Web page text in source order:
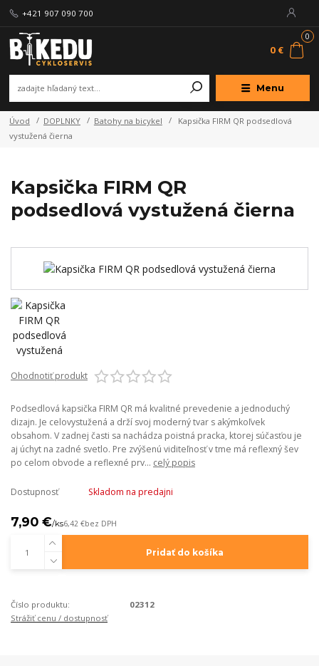
Menu
+421 907 090 700
0
0 €
Úvod DOPLNKY Batohy na bicykel
Kapsička FIRM QR podsedlová
vystužená čierna
Kapsička FIRM QR
podsedlová vystužená čierna
Ohodnotiť produkt
Podsedlová kapsička FIRM QR má kvalitné prevedenie a jednoduchý
dizajn. Je celovystužená a drží svoj moderný tvar s akýmkoľvek
obsahom. V zadnej časti sa nachádza poistná pracka, ktorej súčasťou je
aj úchyt na zadné svetlo. Pre zvýšenú viditeľnosť v tme má reflexný šev
po celom obvode a reflexné prv... celý popis
Dostupnosť Skladom na predajni
7,90 €/ks6,42 €bez DPH
Pridať do košíka
Číslo produktu:
02312
Strážiť cenu / dostupnosť